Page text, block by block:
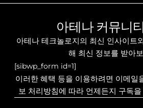
아테나 커뮤니
아테나 테크놀로지의 최신 인사이트
해 최신 정보를 받아
[sibwp_form id=1]
이러한 혜택 등을 이용하려면 이메일
보 처리방침에 따라 언제든지 구독